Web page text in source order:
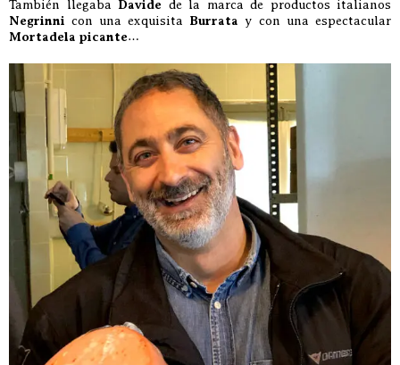
También llegaba Davide de la marca de productos italianos
Negrinni con una exquisita Burrata y con una espectacular
Mortadela picante…